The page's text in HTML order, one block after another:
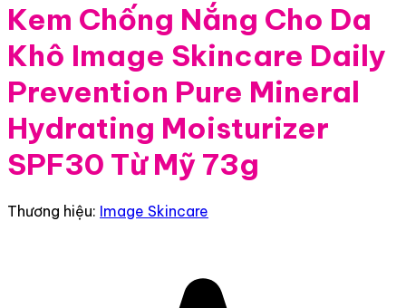
Kem Chống Nắng Cho Da
Khô Image Skincare Daily
Prevention Pure Mineral
Hydrating Moisturizer
SPF30 Từ Mỹ 73g
Thương hiệu: Image Skincare